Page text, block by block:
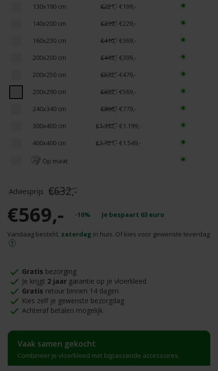
130x190 cm
€221,-€199,-
140x200 cm
€339,-€229,-
160x230 cm
€410,-€369,-
200x200 cm
€443,-€399,-
200x250 cm
€532,-€479,-
200x290 cm
€632,-€569,-
240x340 cm
€866,-€779,-
300x400 cm
€1.332,-€1.199,-
400x400 cm
€1.721,-€1.549,-
Op maat
€632,-
€569,- -10% Je bespaart 63 euro
Vandaag besteld, zaterdag in huis. Of kies voor gewenste leverdag
Gratis bezorging
Je krijgt 2 jaar garantie op je vloerkleed
Gratis retour binnen 14 dagen
Kies zelf je gewenste bezorgdag
Achteraf betalen mogelijk
Vaak samen gekocht
Combineer je vloerkleed met bijpassende accessoires.